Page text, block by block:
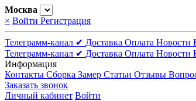
Москва
× Войти Регистрация
Телеграмм-канал ✔ Доставка Оплата Новости
Телеграмм-канал ✔ Доставка Оплата Новости
Информация
Контакты Сборка Замер Статьи Отзывы
Заказать звонок
Личный кабинет Войти